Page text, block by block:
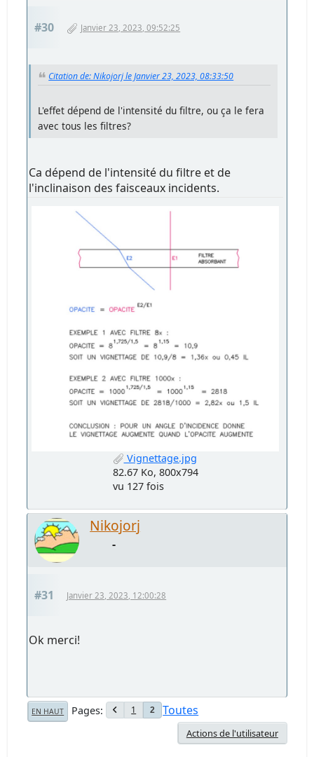
#30 Janvier 23, 2023, 09:52:25
Citation de: Nikojorj le Janvier 23, 2023, 08:33:50
L'effet dépend de l'intensité du filtre, ou ça le fera
avec tous les filtres?
Ca dépend de l'intensité du filtre et de
l'inclinaison des faisceaux incidents.
Vignettage.jpg
82.67 Ko, 800x794
vu 127 fois
Nikojorj
-
#31 Janvier 23, 2023, 12:00:28
Ok merci!
EN HAUT Pages 1 2 Toutes
Actions de l'utilisateur